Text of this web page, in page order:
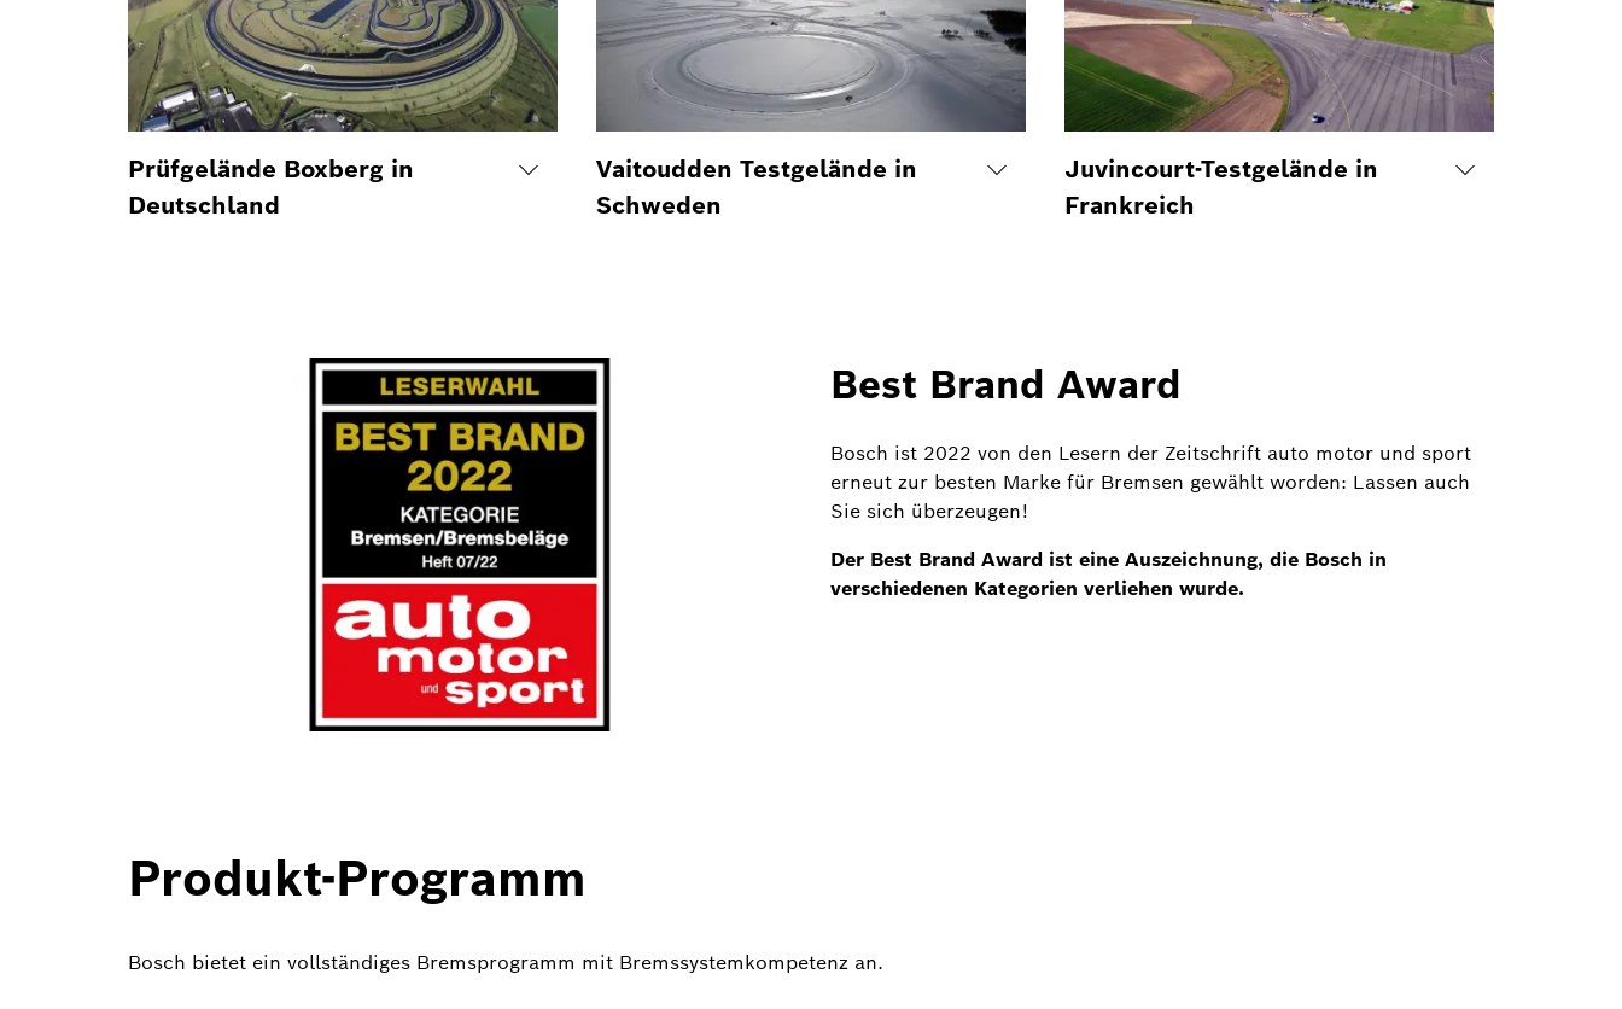
Prüfgelände Boxberg in
Deutschland
Vaitoudden Testgelände in
Schweden
Juvincourt-Testgelände in
Frankreich
Best Brand Award
Bosch ist 2022 von den Lesern der Zeitschrift auto motor und sport
erneut zur besten Marke für Bremsen gewählt worden: Lassen auch
Sie sich überzeugen!
Der Best Brand Award ist eine Auszeichnung, die Bosch in
verschiedenen Kategorien verliehen wurde.
Produkt-Programm
Bosch bietet ein vollständiges Bremsprogramm mit Bremssystemkompetenz an.